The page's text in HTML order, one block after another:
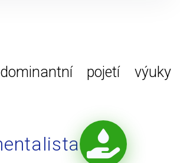
pojetí výuky